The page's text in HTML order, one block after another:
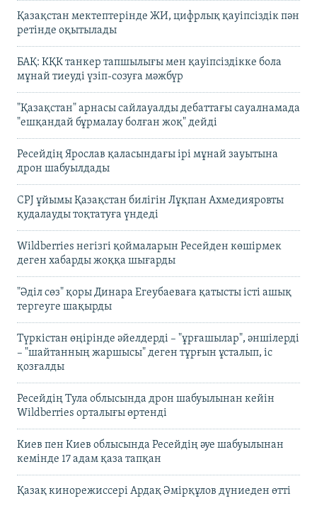
Қазақстан мектептерінде ЖИ, цифрлық қауіпсіздік пән
ретінде оқытылады
БАҚ: КҚК танкер тапшылығы мен қауіпсіздікке бола
мұнай тиеуді үзіп-созуға мәжбүр
"Қазақстан" арнасы сайлауалды дебаттағы сауалнамада
"ешқандай бұрмалау болған жоқ" дейді
Ресейдің Ярослав қаласындағы ірі мұнай зауытына
дрон шабуылдады
CPJ ұйымы Қазақстан билігін Лұқпан Ахмедияровты
қудалауды тоқтатуға үндеді
Wildberries негізгі қоймаларын Ресейден көшірмек
деген хабарды жоққа шығарды
"Әділ сөз" қоры Динара Егеубаеваға қатысты істі ашық
тергеуге шақырды
Түркістан өңірінде әйелдерді – "ұрғашылар", әншілерді
– "шайтанның жаршысы" деген тұрғын ұсталып, іс
қозғалды
Ресейдің Тула облысында дрон шабуылынан кейін
Wildberries орталығы өртенді
Киев пен Киев облысында Ресейдің әуе шабуылынан
кемінде 17 адам қаза тапқан
Қазақ кинорежиссері Ардақ Әмірқұлов дүниеден өтті